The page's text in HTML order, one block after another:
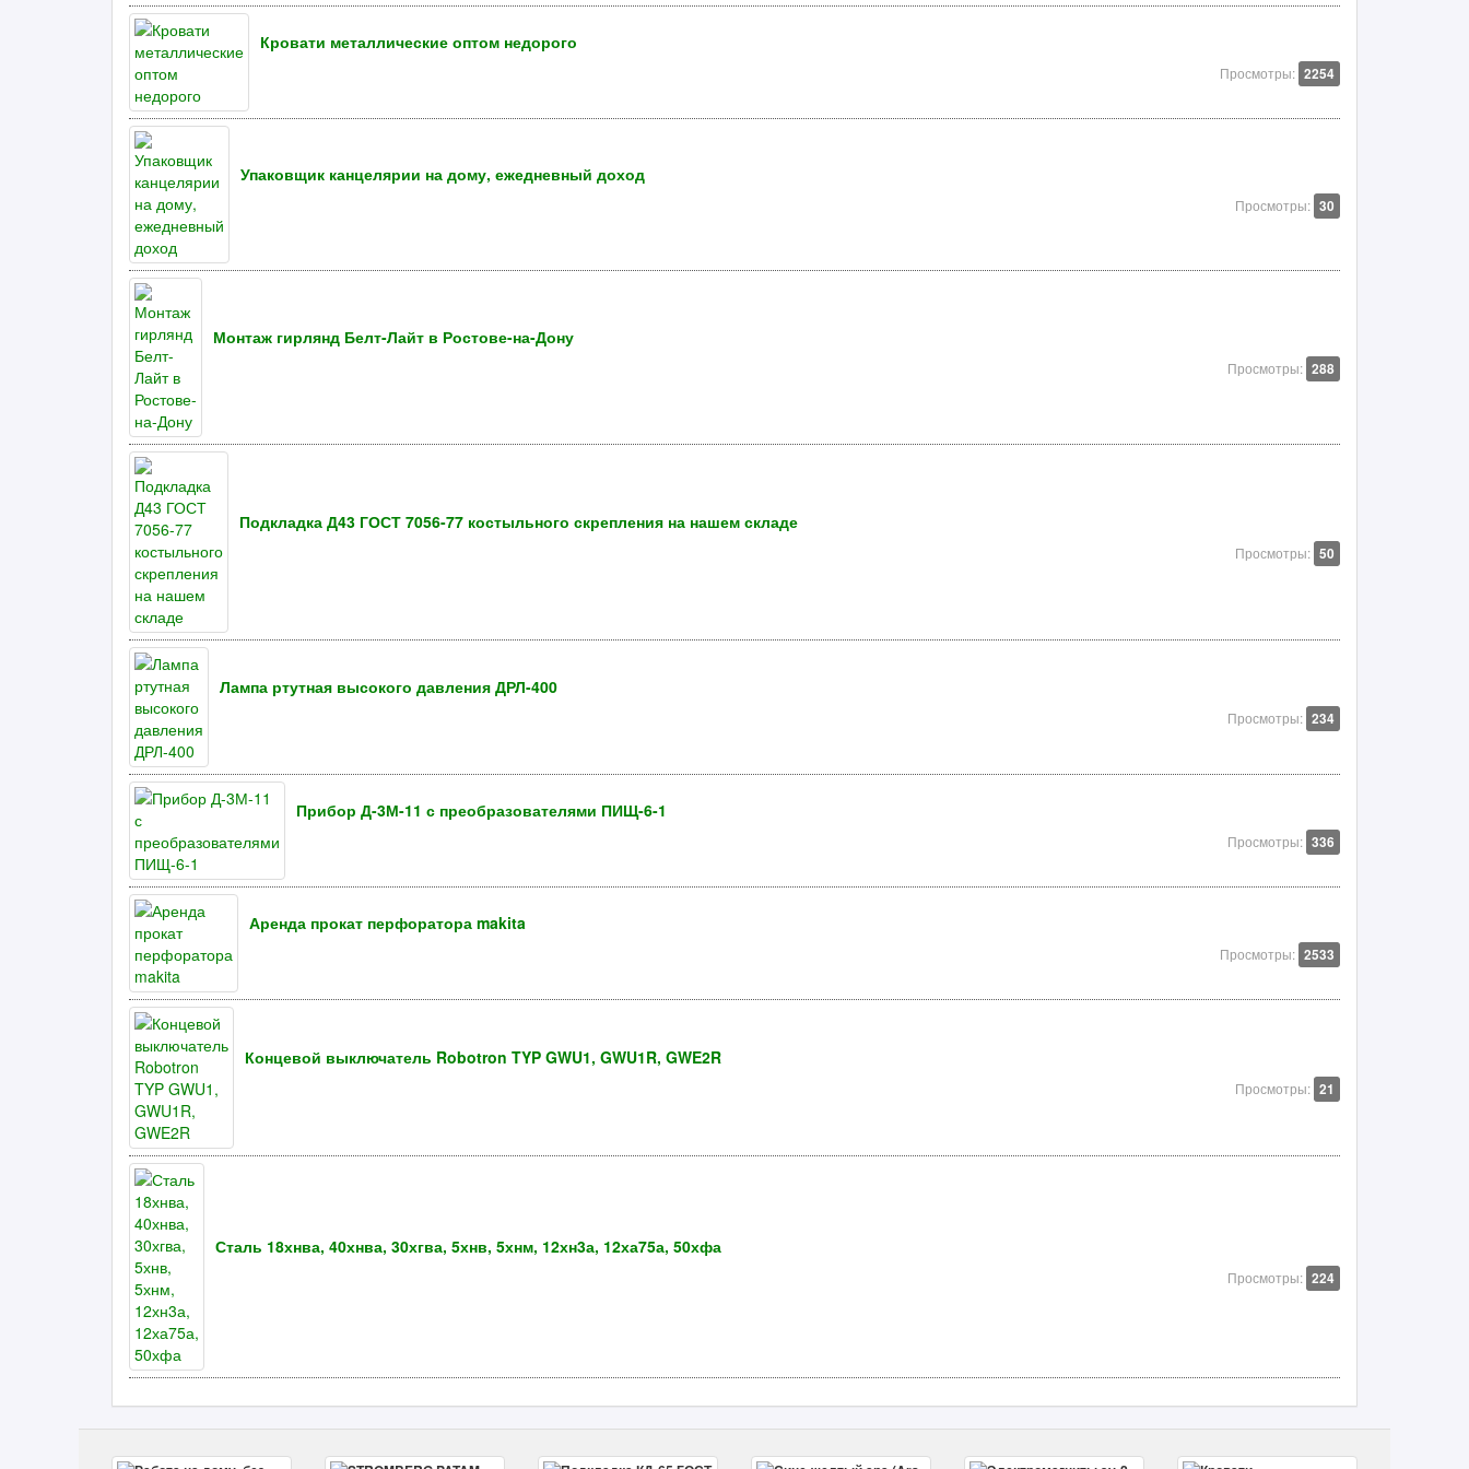
Кровати металлические оптом недорого
Просмотры: 2254
Упаковщик канцелярии на дому, ежедневный доход
Просмотры: 30
Монтаж гирлянд Белт-Лайт в Ростове-на-Дону
Просмотры: 288
Подкладка Д43 ГОСТ 7056-77 костыльного скрепления на нашем складе
Просмотры: 50
Лампа ртутная высокого давления ДРЛ-400
Просмотры: 234
Прибор Д-3М-11 с преобразователями ПИЩ-6-1
Просмотры: 336
Аренда прокат перфоратора makita
Просмотры: 2533
Концевой выключатель Robotron TYP GWU1, GWU1R, GWE2R
Просмотры: 21
Сталь 18хнва, 40хнва, 30хгва, 5хнв, 5хнм, 12хн3а, 12ха75а, 50хфа
Просмотры: 224